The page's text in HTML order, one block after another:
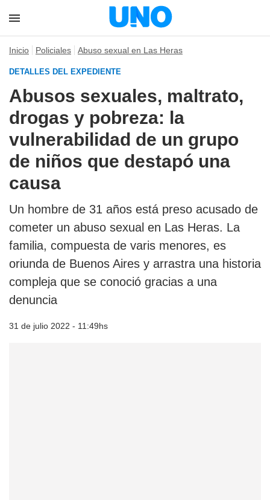
Inicio Policiales Abuso sexual en Las Heras
DETALLES DEL EXPEDIENTE
Abusos sexuales, maltrato,
drogas y pobreza: la
vulnerabilidad de un grupo
de niños que destapó una
causa
Un hombre de 31 años está preso acusado de
cometer un abuso sexual en Las Heras. La
familia, compuesta de varis menores, es
oriunda de Buenos Aires y arrastra una historia
compleja que se conoció gracias a una
denuncia
31 de julio 2022 - 11:49hs